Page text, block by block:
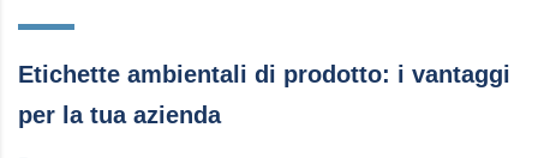
Etichette ambientali di prodotto: i vantaggi
per la tua azienda